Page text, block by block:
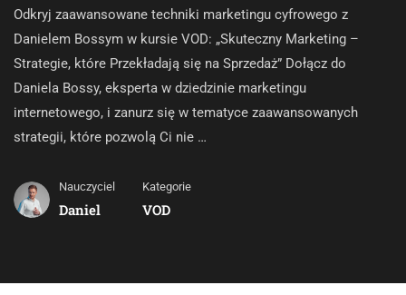
Odkryj zaawansowane techniki marketingu cyfrowego z
Danielem Bossym w kursie VOD: „Skuteczny Marketing –
Strategie, które Przekładają się na Sprzedaż” Dołącz do
Daniela Bossy, eksperta w dziedzinie marketingu
internetowego, i zanurz się w tematyce zaawansowanych
strategii, które pozwolą Ci nie …
Nauczyciel
Daniel
Kategorie
VOD